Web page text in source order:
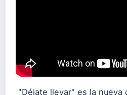
"Déjate llevar" es la nueva